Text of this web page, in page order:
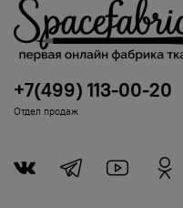
+7(499) 113-00-20
Отдел продаж